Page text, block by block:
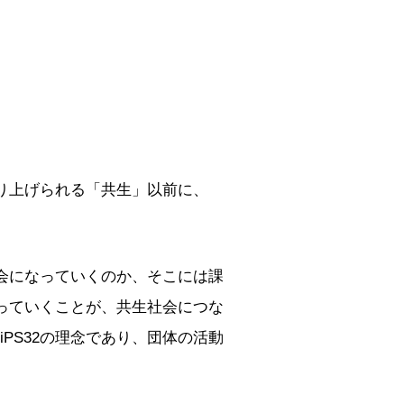
げられる「共生」以前に、
になっていくのか、そこには課
ていくことが、共生社会につな
の理念であり、団体の活動